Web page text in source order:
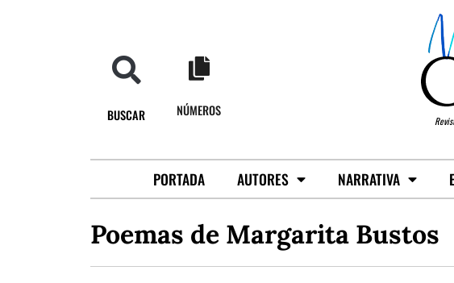
BUSCAR NÚMEROS
PORTADA AUTORES NARRATIVA
Poemas de Margarita Bustos